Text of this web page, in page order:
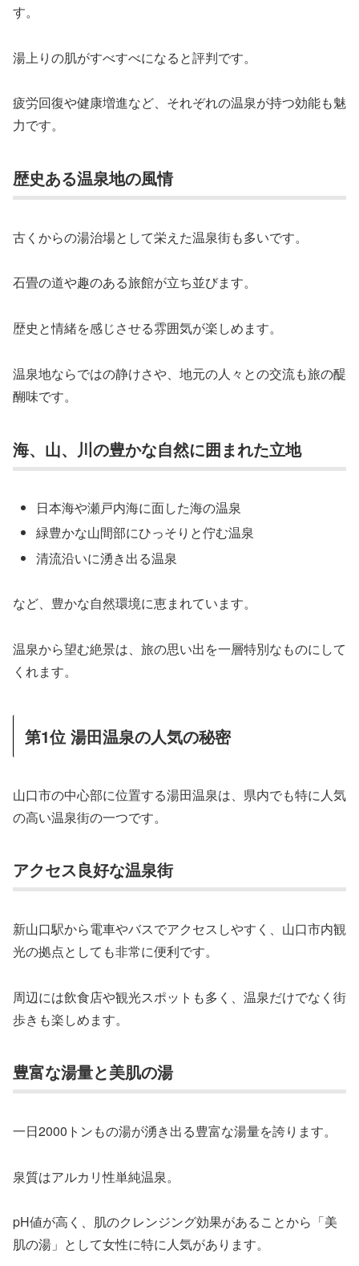
す。
湯上りの肌がすべすべになると評判です。
疲労回復や健康増進など、それぞれの温泉が持つ効能も魅
力です。
歴史ある温泉地の風情
古くからの湯治場として栄えた温泉街も多いです。
石畳の道や趣のある旅館が立ち並びます。
歴史と情緒を感じさせる雰囲気が楽しめます。
温泉地ならではの静けさや、地元の人々との交流も旅の醍
醐味です。
海、山、川の豊かな自然に囲まれた立地
日本海や瀬戸内海に面した海の温泉
緑豊かな山間部にひっそりと佇む温泉
清流沿いに湧き出る温泉
など、豊かな自然環境に恵まれています。
温泉から望む絶景は、旅の思い出を一層特別なものにして
くれます。
第1位 湯田温泉の人気の秘密
山口市の中心部に位置する湯田温泉は、県内でも特に人気
の高い温泉街の一つです。
アクセス良好な温泉街
新山口駅から電車やバスでアクセスしやすく、山口市内観
光の拠点としても非常に便利です。
周辺には飲食店や観光スポットも多く、温泉だけでなく街
歩きも楽しめます。
豊富な湯量と美肌の湯
一日2000トンもの湯が湧き出る豊富な湯量を誇ります。
泉質はアルカリ性単純温泉。
pH値が高く、肌のクレンジング効果があることから「美
肌の湯」として女性に特に人気があります。